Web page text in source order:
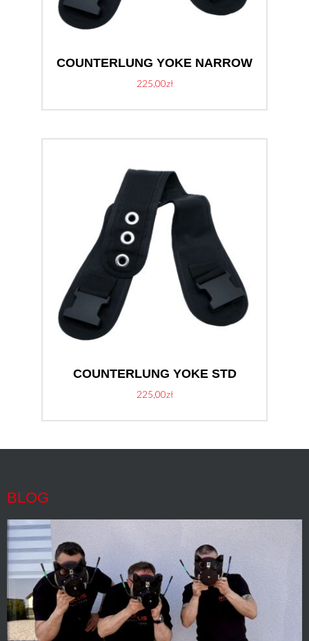
COUNTERLUNG YOKE NARROW
225,00zł
COUNTERLUNG YOKE STD
225,00zł
BLOG